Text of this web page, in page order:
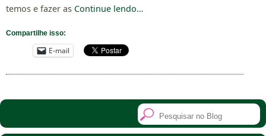
temos e fazer as Continue lendo…
Compartilhe isso:
E-mail